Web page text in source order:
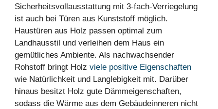
Sicherheitsvollausstattung mit 3-fach-Verriegelung
ist auch bei Türen aus Kunststoff möglich.
Haustüren aus Holz passen optimal zum
Landhausstil und verleihen dem Haus ein
gemütliches Ambiente. Als nachwachsender
Rohstoff bringt Holz viele positive Eigenschaften
wie Natürlichkeit und Langlebigkeit mit. Darüber
hinaus besitzt Holz gute Dämmeigenschaften,
sodass die Wärme aus dem Gebäudeinneren nicht